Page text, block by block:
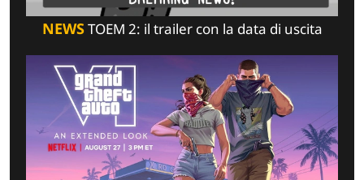
NEWSTOEM 2: il trailer con la data di uscita